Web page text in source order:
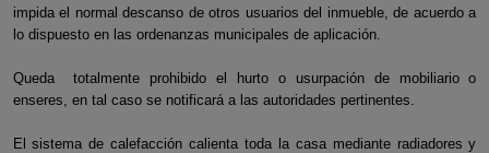
impida el normal descanso de otros usuarios del inmueble, de acuerdo a
lo dispuesto en las ordenanzas municipales de aplicación.
Queda totalmente prohibido el hurto o usurpación de mobiliario o
enseres, en tal caso se notificará a las autoridades pertinentes.
El sistema de calefacción calienta toda la casa mediante radiadores y